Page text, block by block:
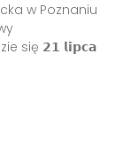
w Poznaniu
się 𝟮𝟭 𝗹𝗶𝗽𝗰𝗮